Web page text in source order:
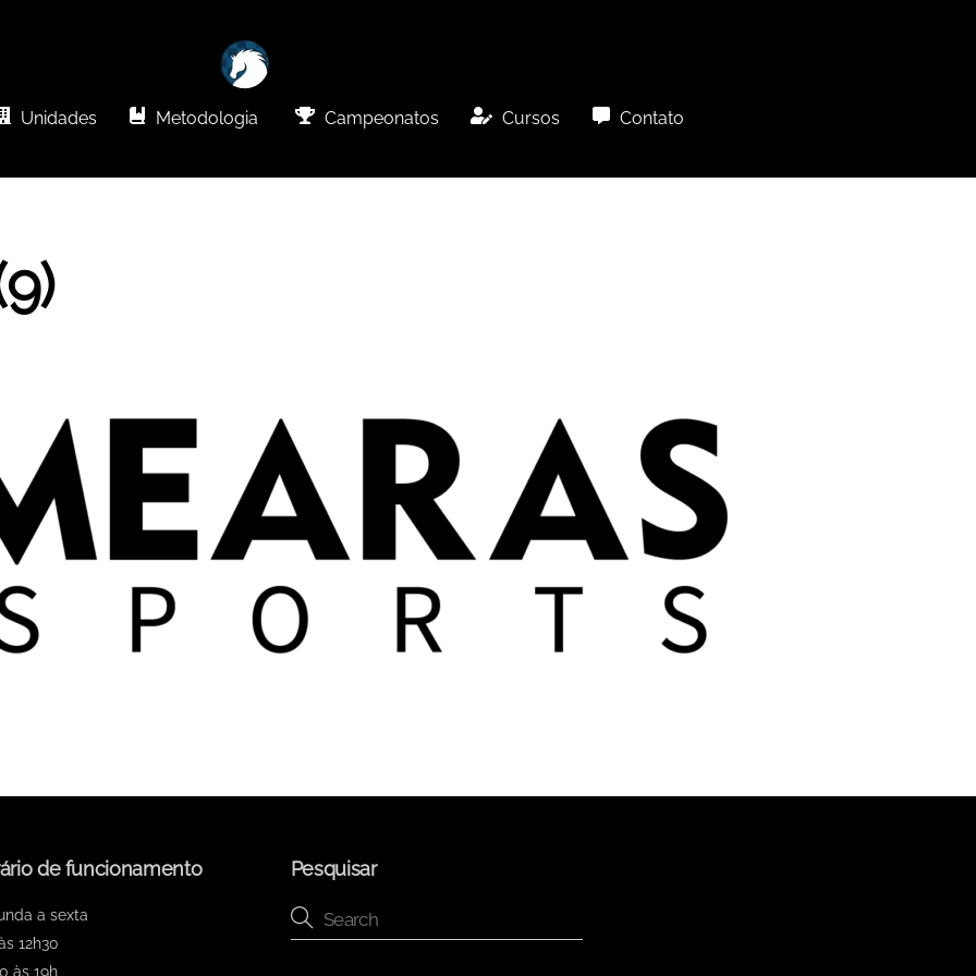
Unidades Metodologia Campeonatos Cursos Contato
de funcionamento
a sexta
12h30
às 19h
Pesquisar